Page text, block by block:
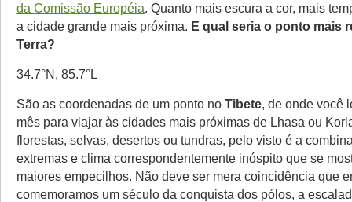
da Comissão Européia. Quanto mais escura a cor, mais
a cidade grande mais próxima. E qual seria o ponto mais
Terra?
34.7°N, 85.7°L
São as coordenadas de um ponto no Tibete, de onde você
mês para viajar às cidades mais próximas de Lhasa ou
florestas, selvas, desertos ou tundras, pelo visto é a
extremas e clima correspondentemente inóspito que se
maiores empecilhos. Não deve ser mera coincidência que
comemoramos um século da conquista dos pólos, a